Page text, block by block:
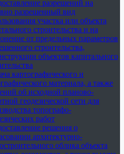
разрешений на
разрешенный вид
участка или объекта
строительства и на
от предельных параметров
строительства,
объектов капитального
картографического и
материала, а также
об исходной планово-
геодезической сети для
топографо-
работ
решения о
архитектурно-
облика объекта